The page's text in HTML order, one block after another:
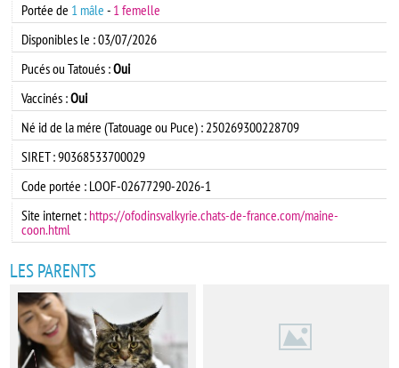
Portée de 1 mâle - 1 femelle
Disponibles le : 03/07/2026
Pucés ou Tatoués :Oui
Vaccinés :Oui
Né id de la mére (Tatouage ou Puce) : 250269300228709
SIRET : 90368533700029
Code portée : LOOF-02677290-2026-1
Site internet : https://ofodinsvalkyrie.chats-de-france.com/maine-
coon.html
LES PARENTS